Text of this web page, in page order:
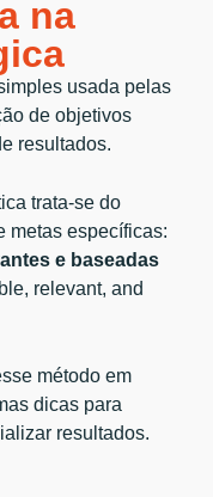
na
usada pelas
de objetivos
resultados.
trata-se do
metas específicas:
e baseadas
relevant, and
método em
dicas para
resultados.